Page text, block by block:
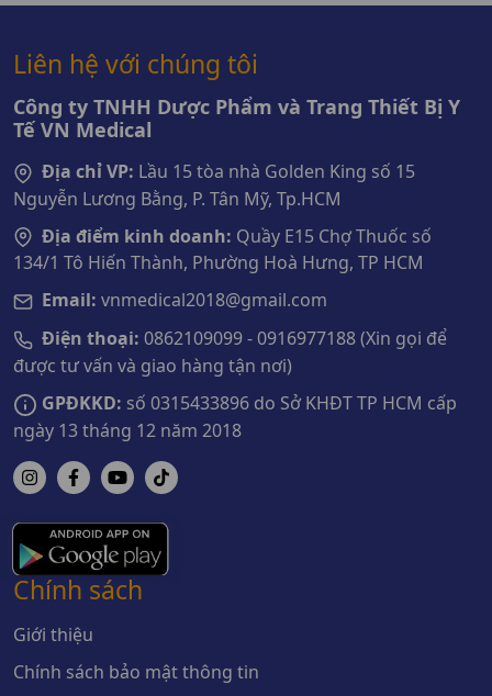
Liên hệ với chúng tôi
Công ty TNHH Dược Phẩm và Trang Thiết Bị Y
Tế VN Medical
Địa chỉ VP: Lầu 15 tòa nhà Golden King số 15
Nguyễn Lương Bằng, P. Tân Mỹ, Tp.HCM
Địa điểm kinh doanh: Quầy E15 Chợ Thuốc số
134/1 Tô Hiến Thành, Phường Hoà Hưng, TP HCM
Email: vnmedical2018@gmail.com
Điện thoại: 0862109099 - 0916977188 (Xin gọi để
được tư vấn và giao hàng tận nơi)
GPĐKKD: số 0315433896 do Sở KHĐT TP HCM cấp
ngày 13 tháng 12 năm 2018
Chính sách
Giới thiệu
Chính sách bảo mật thông tin